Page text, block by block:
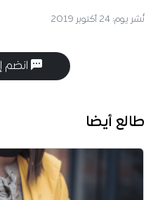
نُشر يوم: 24 أكتوبر 2019
انضم
طالع أيضا